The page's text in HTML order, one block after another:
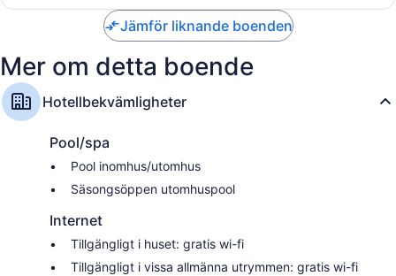
Jämför liknande boenden
Mer om detta boende
Hotellbekvämligheter
Pool/spa
Pool inomhus/utomhus
Säsongsöppen utomhuspool
Internet
Tillgängligt i huset: gratis wi-fi
Tillgängligt i vissa allmänna utrymmen: gratis wi-fi